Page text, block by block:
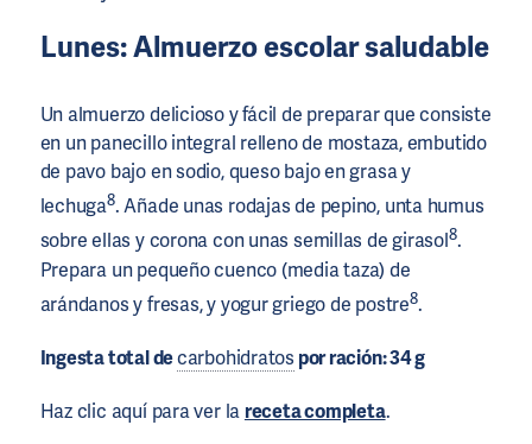
Lunes: Almuerzo escolar saludable
Un almuerzo delicioso y fácil de preparar que consiste
en un panecillo integral relleno de mostaza, embutido
de pavo bajo en sodio, queso bajo en grasa y
lechuga8. Añade unas rodajas de pepino, unta humus
sobre ellas y corona con unas semillas de girasol8.
Prepara un pequeño cuenco (media taza) de
arándanos y fresas, y yogur griego de postre8.
Ingesta total decarbohidratos por ración: 34 g
Haz clic aquí para ver la receta completa.